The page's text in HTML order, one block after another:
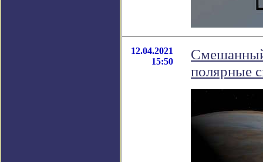
12.04.2021
15:50
полярные